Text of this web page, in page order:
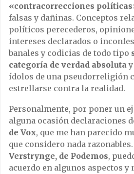
«contracorrecciones
falsas y dañinas. Conceptos
políticos perecederos,
intereses declarados o
banales y codicias de todo tipo
categoría de verdad absoluta
ídolos de una pseudorreligión
estrellarse contra la realidad.
Personalmente, por poner un
alguna ocasión declaraciones
de Vox, que me han parecido
que considero nada
Verstrynge, de Podemos,
acuerdo en algunos aspectos y